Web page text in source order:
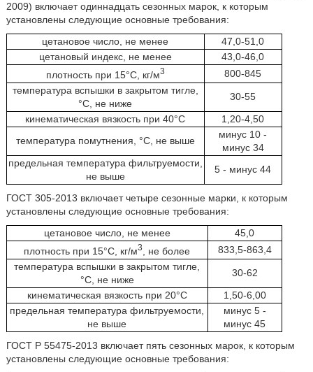
2009) включает одиннадцать сезонных марок, к которым
установлены следующие основные требования:
цетановое число, не менее
47,0-51,0
цетановый индекс, не менее
43,0-46,0
плотность при 15°С, кг/м3
800-845
температура вспышки в закрытом тигле,
°C, не ниже
30-55
кинематическая вязкость при 40°C
1,20-4,50
температура помутнения, °C, не выше
минус 10 -
минус 34
предельная температура фильтруемости,
не выше
5 - минус 44
ГОСТ 305-2013 включает четыре сезонные марки, к которым
установлены следующие основные требования:
цетановое число, не менее
45,0
плотность при 15°C, кг/м3 , не более
833,5-863,4
температура вспышки в закрытом тигле,
°C, не ниже
30-62
кинематическая вязкость при 20°C
1,50-6,00
предельная температура фильтруемости,
не выше
минус 5 -
минус 45
ГОСТ Р 55475-2013 включает пять сезонных марок, к которым
установлены следующие основные требования: